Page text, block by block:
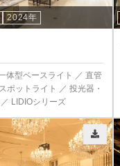
2024年
体型ベースライト ／ 直管
ポットライト ／ 投光器・
LIDIOシリーズ